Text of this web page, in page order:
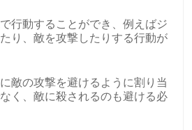
行動することができ、例えばジ
り、敵を攻撃したりする行動が
敵の攻撃を避けるように割り当
く、敵に殺されるのも避ける必